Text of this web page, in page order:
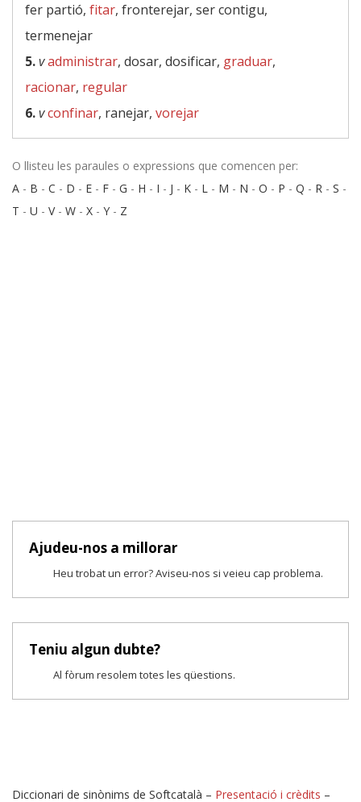
fer partió, fitar, fronterejar, ser contigu,
termenejar
5.vadministrar, dosar, dosificar, graduar,
racionar, regular
6.vconfinar, ranejar, vorejar
O llisteu les paraules o expressions que comencen per:
A - B - C - D - E - F - G - H - I - J - K - L - M - N - O - P - Q - R - S -
T - U - V- W - X - Y - Z
Ajudeu-nos a millorar
Heu trobat un error? Aviseu-nos si veieu cap problema.
Teniu algun dubte?
Al fòrum resolem totes les qüestions.
Diccionari de sinònims de Softcatalà – Presentació i crèdits –